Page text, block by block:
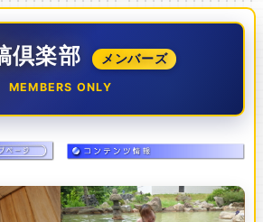
倶楽部 メンバーズ
MEMBERS ONLY